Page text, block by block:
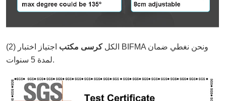
(2) الكلكرسى مكتب اجتياز اختبار BIFMA ونحن نغطي ضمان
لمدة 5 سنوات.